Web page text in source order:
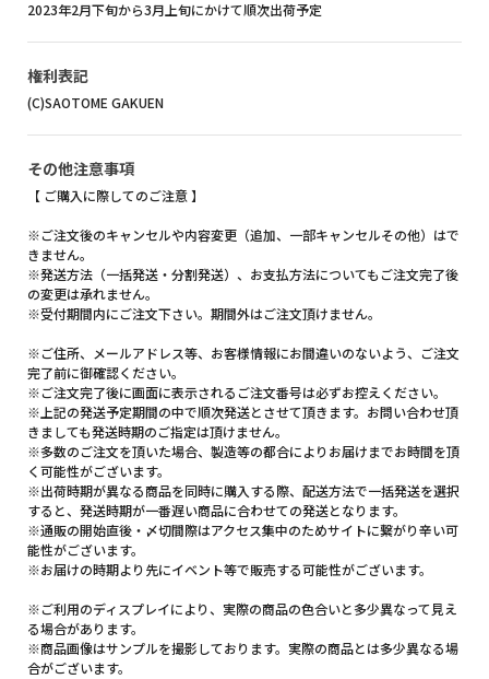
2023年2月下旬から3月上旬にかけて順次出荷予定
権利表記
(C)SAOTOME GAKUEN
その他注意事項
【 ご購入に際してのご注意 】
※ご注文後のキャンセルや内容変更（追加、一部キャンセルその他）はで
きません。
※発送方法（一括発送・分割発送）、お支払方法についてもご注文完了後
の変更は承れません。
※受付期間内にご注文下さい。期間外はご注文頂けません。
※ご住所、メールアドレス等、お客様情報にお間違いのないよう、ご注文
完了前に御確認ください。
※ご注文完了後に画面に表示されるご注文番号は必ずお控えください。
※上記の発送予定期間の中で順次発送とさせて頂きます。お問い合わせ頂
きましても発送時期のご指定は頂けません。
※多数のご注文を頂いた場合、製造等の都合によりお届けまでお時間を頂
く可能性がございます。
※出荷時期が異なる商品を同時に購入する際、配送方法で一括発送を選択
すると、発送時期が一番遅い商品に合わせての発送となります。
※通販の開始直後・〆切間際はアクセス集中のためサイトに繋がり辛い可
能性がございます。
※お届けの時期より先にイベント等で販売する可能性がございます。
※ご利用のディスプレイにより、実際の商品の色合いと多少異なって見え
る場合があります。
※商品画像はサンプルを撮影しております。実際の商品とは多少異なる場
合がございます。